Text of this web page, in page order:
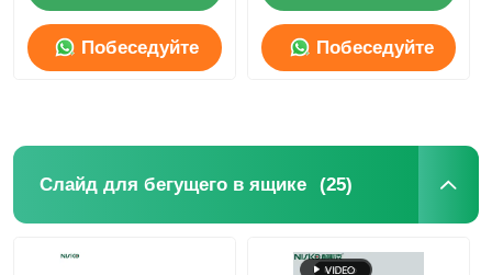
Светодиодный шкаф
контейнер риса
Побеседуйте Побеседуйте
Слайд для бегущего в ящике (25)